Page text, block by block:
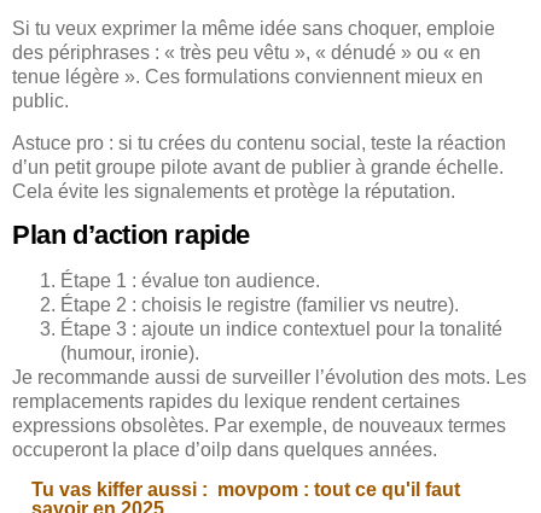
Si tu veux exprimer la même idée sans choquer, emploie
des périphrases : « très peu vêtu », « dénudé » ou « en
tenue légère ». Ces formulations conviennent mieux en
public.
Astuce pro : si tu crées du contenu social, teste la réaction
d’un petit groupe pilote avant de publier à grande échelle.
Cela évite les signalements et protège la réputation.
Plan d’action rapide
Étape 1 : évalue ton audience.
Étape 2 : choisis le registre (familier vs neutre).
Étape 3 : ajoute un indice contextuel pour la tonalité
(humour, ironie).
Je recommande aussi de surveiller l’évolution des mots. Les
remplacements rapides du lexique rendent certaines
expressions obsolètes. Par exemple, de nouveaux termes
occuperont la place d’oilp dans quelques années.
Tu vas kiffer aussi : movpom : tout ce qu'il faut
savoir en 2025